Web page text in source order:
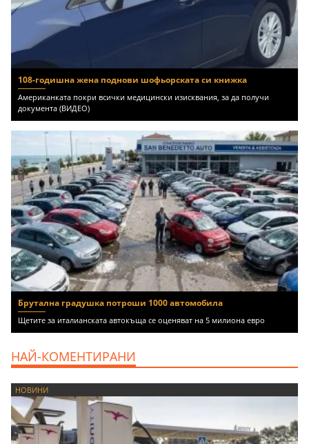
108-годишна жена поднови шофьорската си книжка
Американката покри всички медицински изисквания, за да получи
документа (ВИДЕО)
Брутална градушка потроши 1000 автомобила
Щетите за италианската автокъща се оценяват на 5 милиона евро
НАЙ-КОМЕНТИРАНИ
НОВИНИ